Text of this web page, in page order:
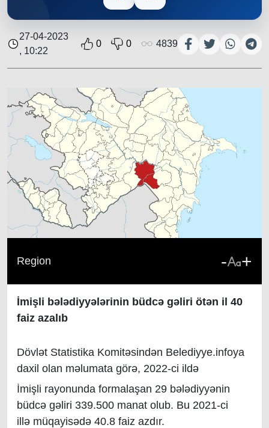
27-04-2023
, 10:22
0 0 4839
Region - +
İmişli bələdiyyələrinin büdcə gəliri ötən il 40
faiz azalıb
Dövlət Statistika Komitəsindən Belediyye.infoya
daxil olan məlumata görə, 2022-ci ildə
İmişli rayonunda formalaşan 29 bələdiyyənin
büdcə gəliri 339.500 manat olub. Bu 2021-ci
illə müqayisədə 40.8 faiz azdır.